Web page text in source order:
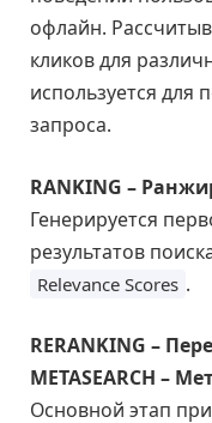
офлайн.
кликов для
используется для
запроса.
RANKING –
Генерируется
результатов
Relevance Scores .
RERANKING –
METASEARCH –
Основной этап